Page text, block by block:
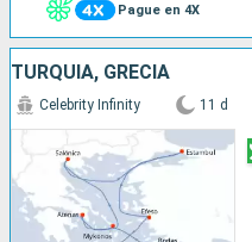
Pague en 4X
TURQUÍA, GRECIA
Celebrity Infinity 11 d